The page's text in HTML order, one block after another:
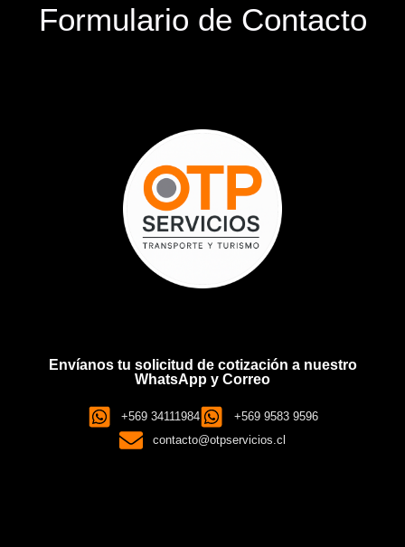
Formulario de Contacto
Envíanos tu solicitud de cotización a nuestro
WhatsApp y Correo
+569 34111984
+569 9583 9596
contacto@otpservicios.cl